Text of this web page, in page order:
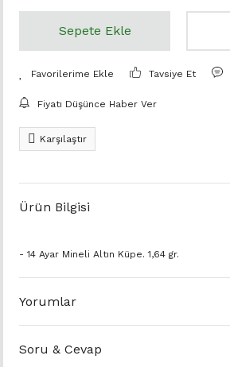
Sepete Ekle
Tavsiye Et
Fiyatı Düşünce Haber Ver
Karşılaştır
Ürün Bilgisi
- 14 Ayar Mineli Altın Küpe. 1,64 gr.
Yorumlar
Soru & Cevap